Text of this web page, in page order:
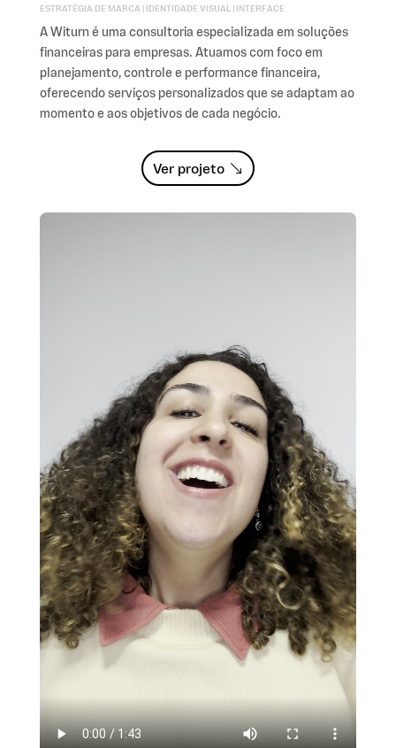
ESTRATÉGIA DE MARCA | IDENTIDADE VISUAL | INTERFACE
A Witurn é uma consultoria especializada em soluções
financeiras para empresas. Atuamos com foco em
planejamento, controle e performance financeira,
oferecendo serviços personalizados que se adaptam ao
momento e aos objetivos de cada negócio.
Ver projeto